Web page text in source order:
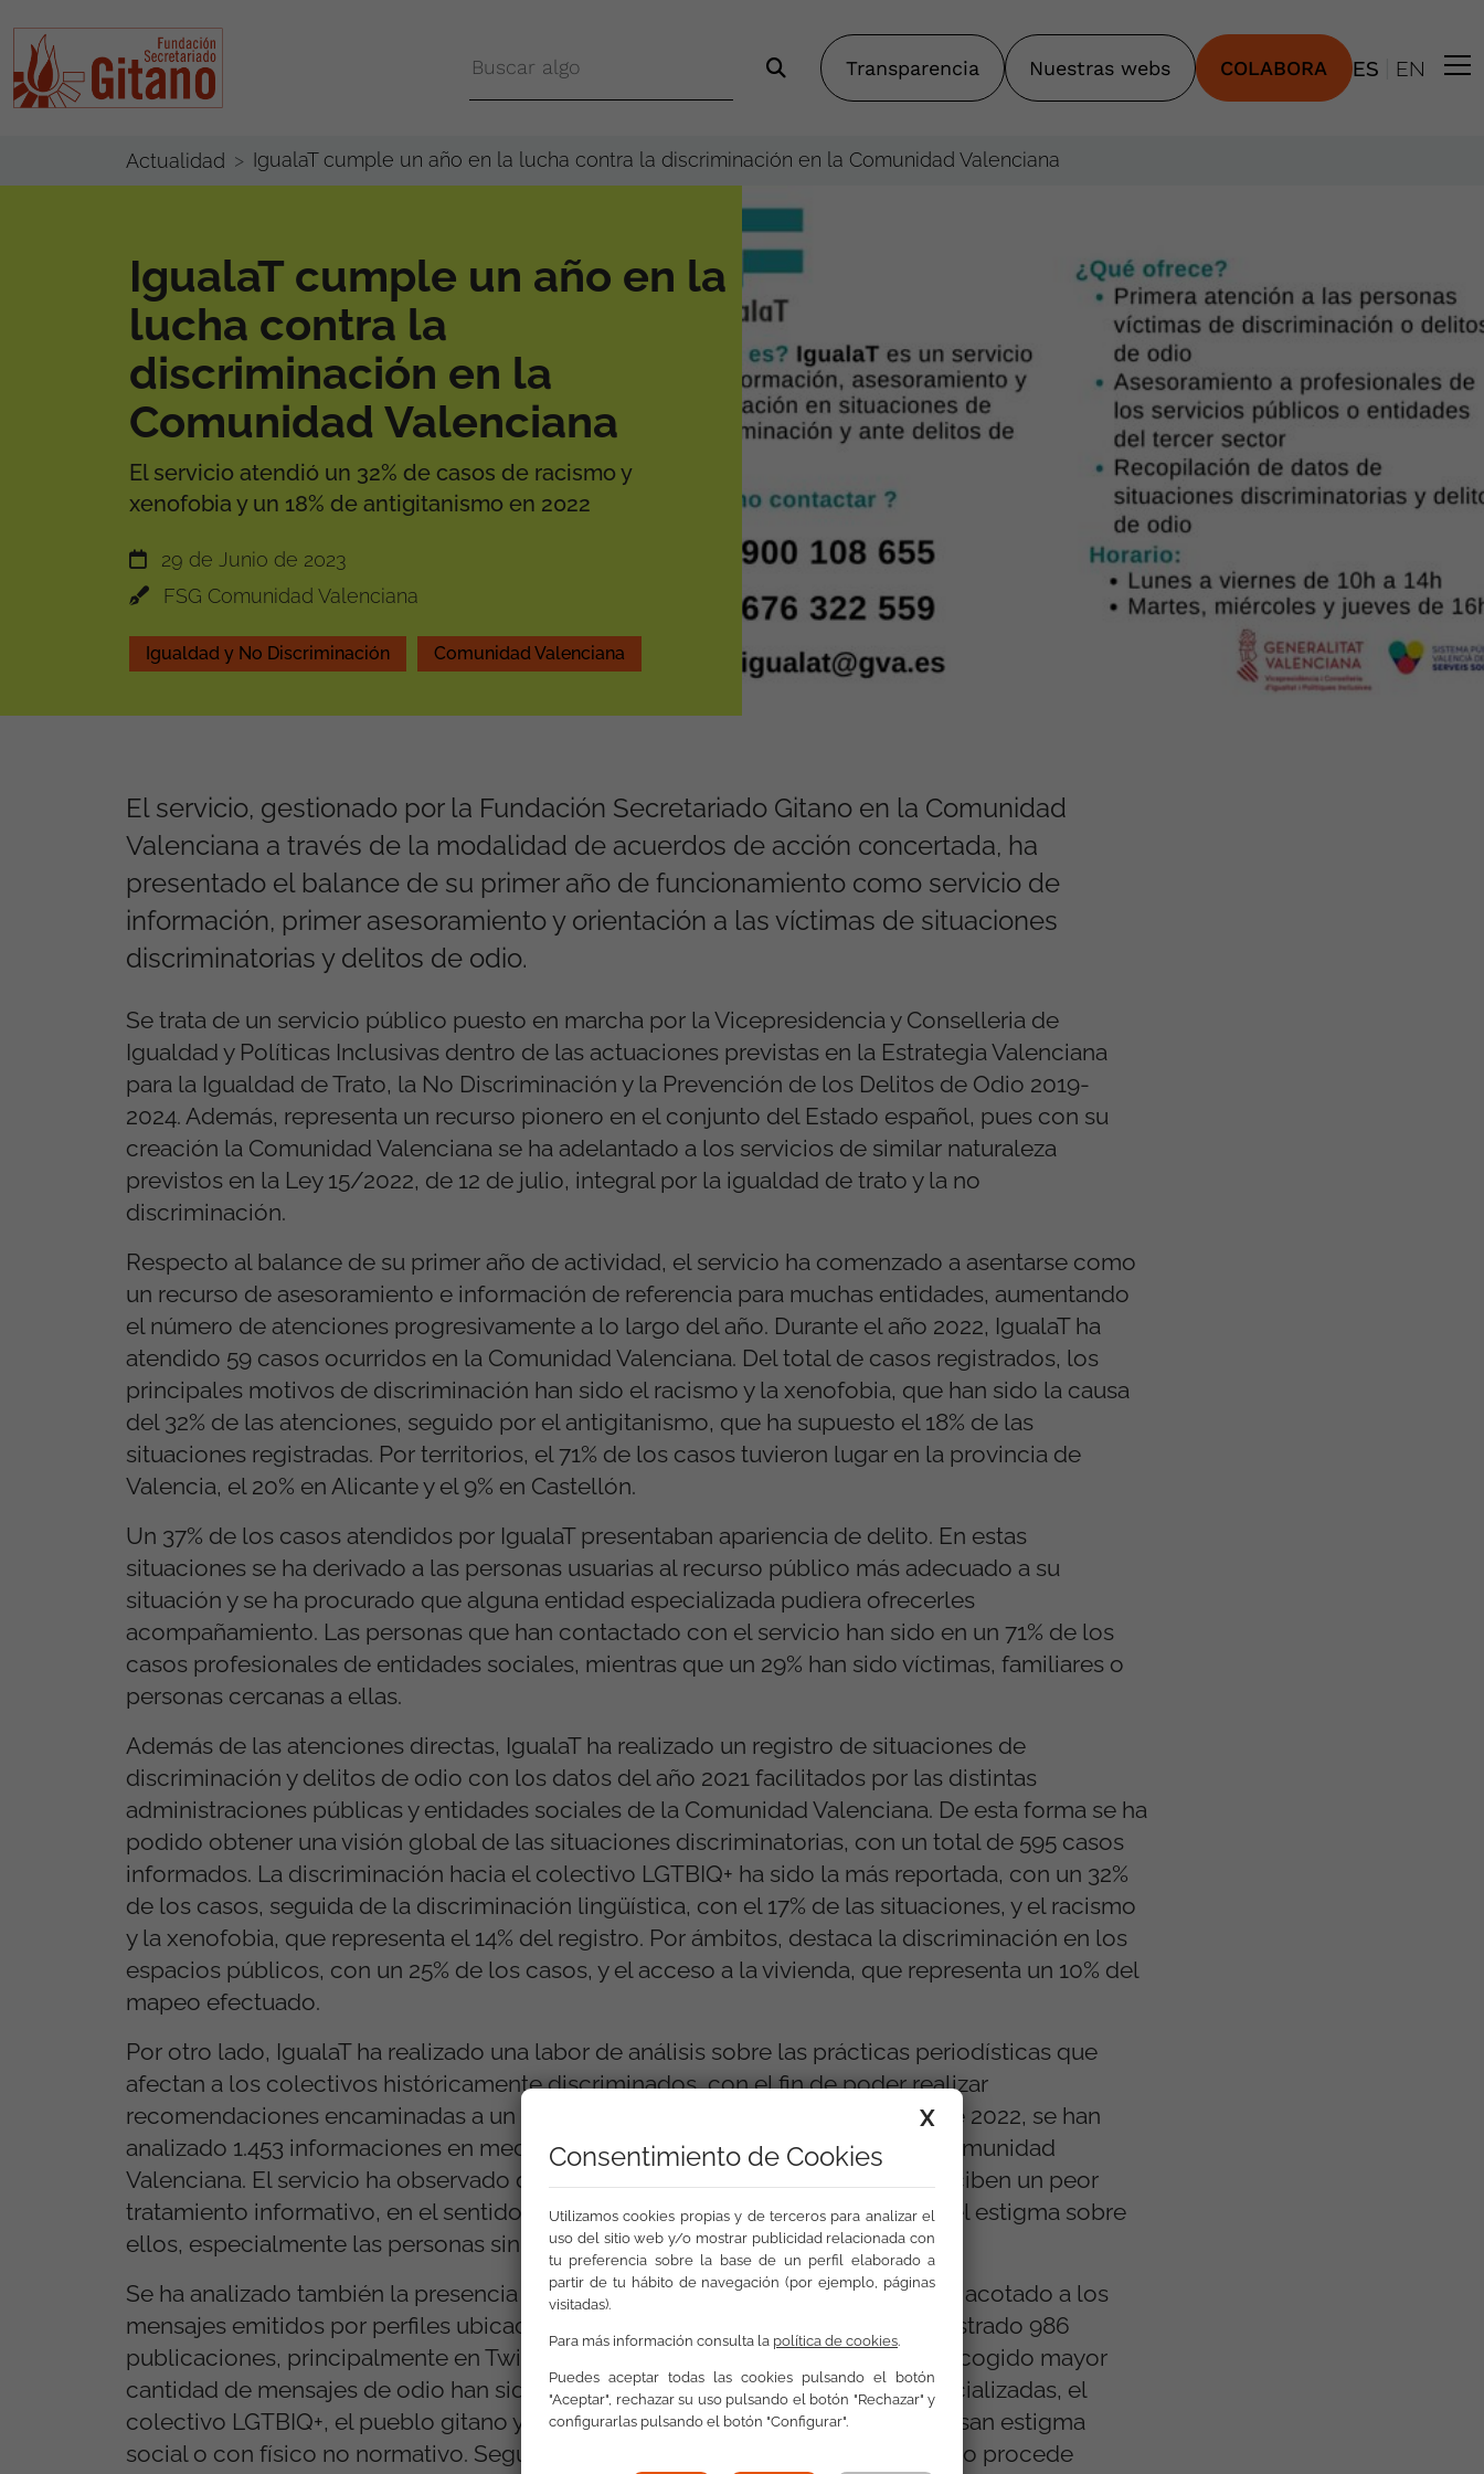
Transparencia Nuestras webs COLABORA ES EN
Actualidad IgualaT cumple un año en la lucha contra la discriminación en la Comunidad Valenciana
IgualaT cumple un año en la
lucha contra la
discriminación en la
Comunidad Valenciana
El servicio atendió un 32% de casos de racismo y
xenofobia y un 18% de antigitanismo en 2022
29 de Junio de 2023
FSG Comunidad Valenciana
Igualdad y No Discriminación Comunidad Valenciana
El servicio, gestionado por la Fundación Secretariado Gitano en la Comunidad
Valenciana a través de la modalidad de acuerdos de acción concertada, ha
presentado el balance de su primer año de funcionamiento como servicio de
información, primer asesoramiento y orientación a las víctimas de situaciones
discriminatorias y delitos de odio.
Se trata de un servicio público puesto en marcha por la Vicepresidencia y Conselleria de
Igualdad y Políticas Inclusivas dentro de las actuaciones previstas en la Estrategia Valenciana
para la Igualdad de Trato, la No Discriminación y la Prevención de los Delitos de Odio 2019-
2024. Además, representa un recurso pionero en el conjunto del Estado español, pues con su
creación la Comunidad Valenciana se ha adelantado a los servicios de similar naturaleza
previstos en la Ley 15/2022, de 12 de julio, integral por la igualdad de trato y la no
discriminación.
Respecto al balance de su primer año de actividad, el servicio ha comenzado a asentarse como
un recurso de asesoramiento e información de referencia para muchas entidades, aumentando
el número de atenciones progresivamente a lo largo del año. Durante el año 2022, IgualaT ha
atendido 59 casos ocurridos en la Comunidad Valenciana. Del total de casos registrados, los
principales motivos de discriminación han sido el racismo y la xenofobia, que han sido la causa
del 32% de las atenciones, seguido por el antigitanismo, que ha supuesto el 18% de las
situaciones registradas. Por territorios, el 71% de los casos tuvieron lugar en la provincia de
Valencia, el 20% en Alicante y el 9% en Castellón.
Un 37% de los casos atendidos por IgualaT presentaban apariencia de delito. En estas
situaciones se ha derivado a las personas usuarias al recurso público más adecuado a su
situación y se ha procurado que alguna entidad especializada pudiera ofrecerles
acompañamiento. Las personas que han contactado con el servicio han sido en un 71% de los
casos profesionales de entidades sociales, mientras que un 29% han sido víctimas, familiares o
personas cercanas a ellas.
Además de las atenciones directas, IgualaT ha realizado un registro de situaciones de
discriminación y delitos de odio con los datos del año 2021 facilitados por las distintas
administraciones públicas y entidades sociales de la Comunidad Valenciana. De esta forma se ha
podido obtener una visión global de las situaciones discriminatorias, con un total de 595 casos
informados. La discriminación hacia el colectivo LGTBIQ+ ha sido la más reportada, con un 32%
de los casos, seguida de la discriminación lingüística, con el 17% de las situaciones, y el racismo
y la xenofobia, que representa el 14% del registro. Por ámbitos, destaca la discriminación en los
espacios públicos, con un 25% de los casos, y el acceso a la vivienda, que representa un 10% del
mapeo efectuado.
Por otro lado, IgualaT ha realizado una labor de análisis sobre las prácticas periodísticas que
afectan a los colectivos históricamente discriminados, con el fin de poder realizar
recomendaciones encaminadas a un periodismo más ético e inclusivo. Durante 2022, se han
analizado 1.453 informaciones en medios de comunicación del ámbito de la Comunidad
Valenciana. El servicio ha observado que ciertos colectivos de la diversidad reciben un peor
tratamiento informativo, en el sentido de la práctica periodística que alimenta el estigma sobre
ellos, especialmente las personas sin hogar y el pueblo gitano.
Se ha analizado también la presencia de discurso de odio en las redes sociales acotado a los
mensajes emitidos por perfiles ubicados en el territorio valenciano. Se han registrado 986
publicaciones, principalmente en Twitter. Los colectivos sobre los que se ha recogido mayor
cantidad de mensajes de odio han sido las personas migrantes, refugiadas y racializadas, el
colectivo LGTBIQ+, el pueblo gitano y las personas con enfermedades que causan estigma
social o con físico no normativo. Según el análisis efectuado, el discurso de odio procede
X
Consentimiento de Cookies
Utilizamos cookies propias y de terceros para analizar el
uso del sitio web y/o mostrar publicidad relacionada con
tu preferencia sobre la base de un perfil elaborado a
partir de tu hábito de navegación (por ejemplo, páginas
visitadas).
Para más información consulta la política de cookies.
Puedes aceptar todas las cookies pulsando el botón
"Aceptar", rechazar su uso pulsando el botón "Rechazar" y
configurarlas pulsando el botón "Configurar".